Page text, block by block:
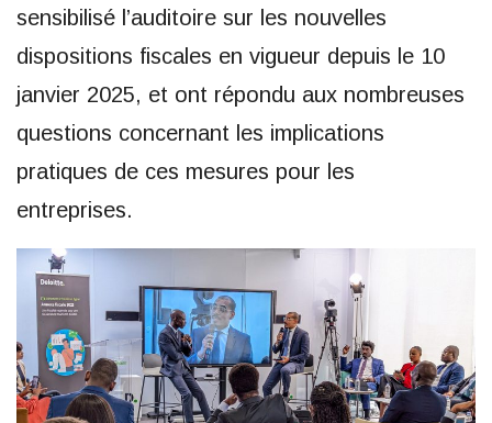
sensibilisé l’auditoire sur les nouvelles
dispositions fiscales en vigueur depuis le 10
janvier 2025, et ont répondu aux nombreuses
questions concernant les implications
pratiques de ces mesures pour les
entreprises.